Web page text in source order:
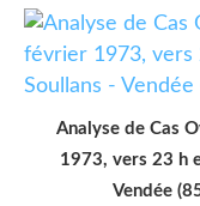
Analyse de Cas
1973, vers 23 h
Vendée